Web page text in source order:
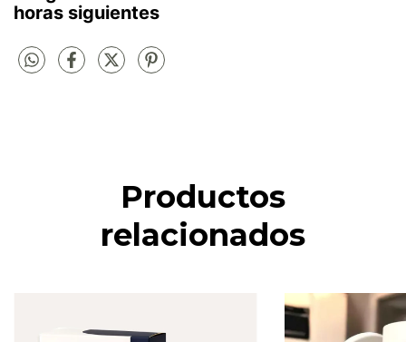
horas siguientes
Productos
relacionados